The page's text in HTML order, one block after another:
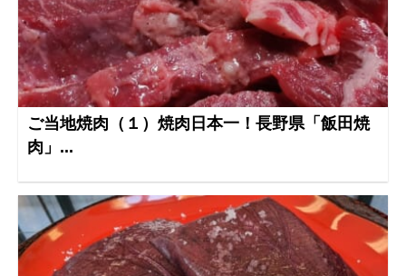
ご当地焼肉（１）焼肉日本一！長野県「飯田焼
肉」...